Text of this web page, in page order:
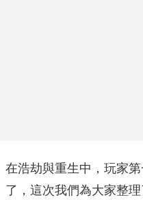
在浩劫與重生中，玩家
了，這次我們為大家整